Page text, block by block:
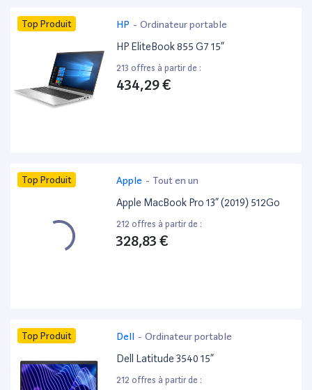
Top Produit HP - Ordinateur portable
HP EliteBook 855 G7 15”
213 offres à partir de :
434,29 €
Top Produit Apple - Tout en un
Apple MacBook Pro 13” (2019) 512Go
212 offres à partir de :
328,83 €
Top Produit Dell - Ordinateur portable
Dell Latitude 3540 15”
212 offres à partir de :